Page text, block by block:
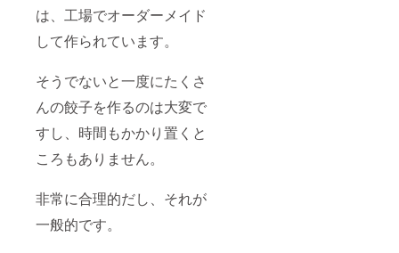
は、工場でオーダーメイド
して作られています。
そうでないと一度にたくさ
んの餃子を作るのは大変で
すし、時間もかかり置くと
ころもありません。
非常に合理的だし、それが
一般的です。